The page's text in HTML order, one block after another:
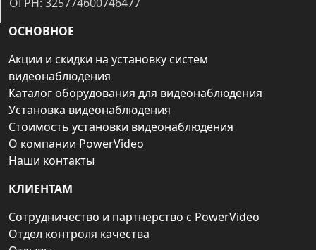
ОСНОВНОЕ
Акции и скидки на установку систем
видеонаблюдения
Каталог оборудования для видеонаблюдения
Установка видеонаблюдения
Стоимость установки видеонаблюдения
О компании PowerVideo
Наши контакты
КЛИЕНТАМ
Сотрудничество и партнерство с PowerVideo
Отдел контроля качества